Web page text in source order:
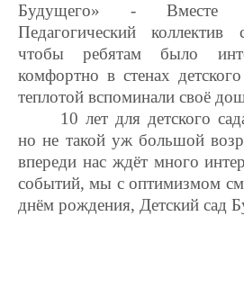
Будущего» - Вместе
Педагогический
чтобы ребятам было
комфортно в стенах
теплотой вспоминали своё
10 лет для детского
но не такой уж большой
впереди нас ждёт много
событий, мы с оптимизмом
днём рождения, Детский сад